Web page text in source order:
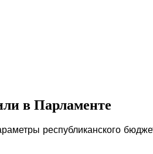
в Парламенте
республиканского